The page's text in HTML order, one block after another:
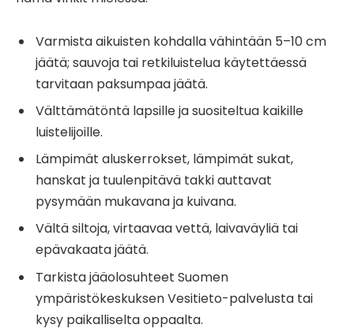
Varmista aikuisten kohdalla vähintään 5–10 cm
jäätä; sauvoja tai retkiluistelua käytettäessä
tarvitaan paksumpaa jäätä.
Välttämätöntä lapsille ja suositeltua kaikille
luistelijoille.
Lämpimät aluskerrokset, lämpimät sukat,
hanskat ja tuulenpitävä takki auttavat
pysymään mukavana ja kuivana.
Vältä siltoja, virtaavaa vettä, laivaväyliä tai
epävakaata jäätä.
Tarkista jääolosuhteet Suomen
ympäristökeskuksen Vesitieto-palvelusta tai
kysy paikalliselta oppaalta.